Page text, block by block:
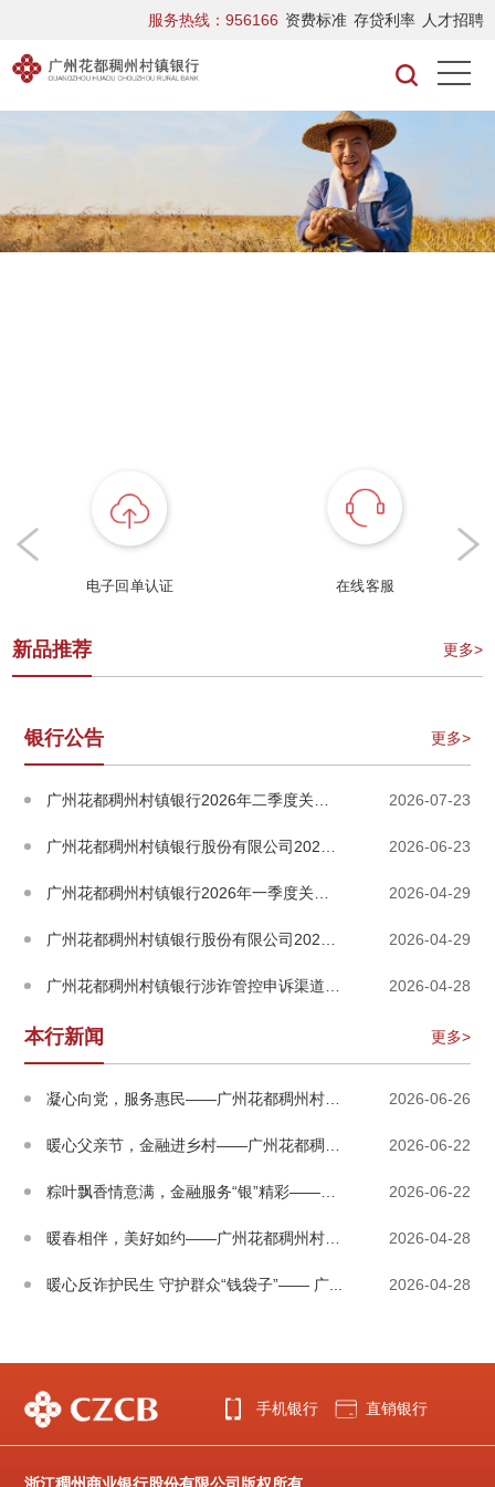
服务热线：956166 资费标准 存贷利率 人才招聘
电子回单认证 在线客服
新品推荐 更多>
银行公告 更多>
广州花都稠州村镇银行2026年二季度关联交易情况... 2026-07-23
2026-06-23
广州花都稠州村镇银行2026年一季度关联交易情况... 2026-04-29
2026-04-29
2026-04-28
本行新闻 更多>
凝心向党，服务惠民——广州花都稠州村镇银... 2026-06-26
2026-06-22
粽叶飘香情意满，金融服务“银”精彩——广... 2026-06-22
暖春相伴，美好如约——广州花都稠州村镇银... 2026-04-28
暖心反诈护民生 守护群众“钱袋子”—— 广... 2026-04-28
手机银行 直销银行